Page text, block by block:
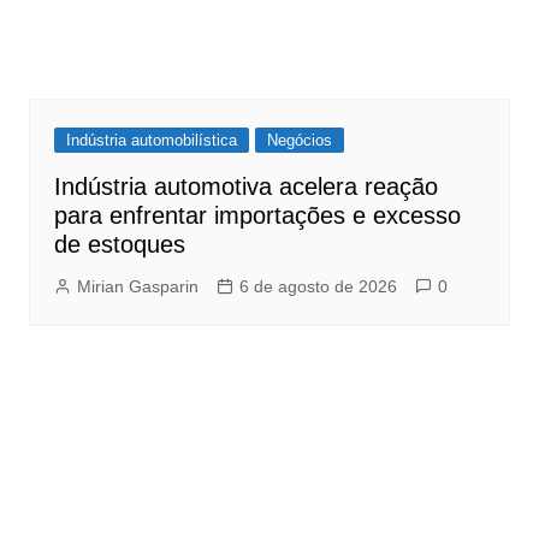
Indústria automobilística Negócios
Indústria automotiva acelera reação
para enfrentar importações e excesso
de estoques
Mirian Gasparin 6 de agosto de 2026 0